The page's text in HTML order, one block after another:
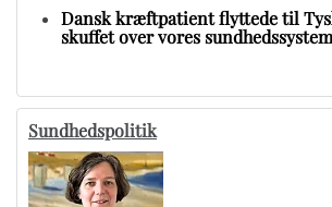
Dansk kræftpatient flyttede til
skuffet over vores
Sundhedspolitik